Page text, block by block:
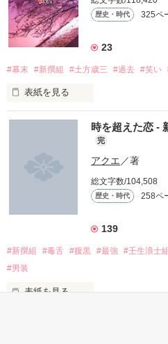
歴史・時代 325ペ
23
#幕末 #新撰組 #土方歳三 #過去 #笑い
表紙を見る
「何の為に刀をとるか」
時を超えた恋 -
完
アクエ／著
総文字数/104,508
歴史・時代 258ペ
139
#新撰組 #毒舌 #腹黒 #最強 #壬生浪士組
#男装
表紙を見る